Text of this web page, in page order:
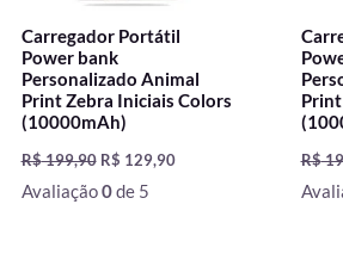
Carregador Portátil
Power bank
Personalizado Animal
Print Zebra Iniciais Colors
(10000mAh)
R$199,90 R$ 129,90
Avaliação0de 5
R$